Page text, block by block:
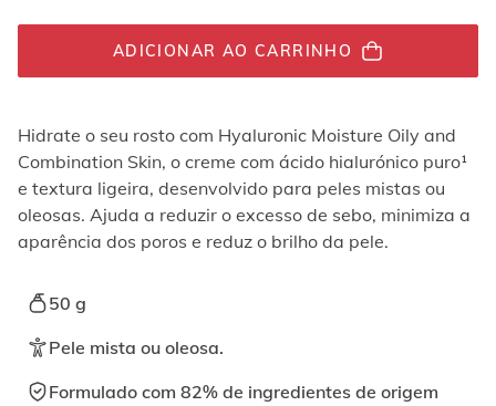
um
um.
podem
ser
reproduzidos
ativando
botão
ADICIONAR AO CARRINHO
Hidrate o seu rosto com Hyaluronic Moisture Oily and
Combination Skin, o creme com ácido hialurónico puro¹
e textura ligeira, desenvolvido para peles mistas ou
oleosas. Ajuda a reduzir o excesso de sebo, minimiza a
aparência dos poros e reduz o brilho da pele.
50 g
Pele mista ou oleosa.
Formulado com 82% de ingredientes de origem